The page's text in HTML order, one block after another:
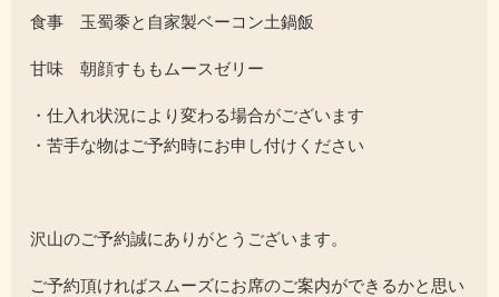
食事 玉蜀黍と自家製ベーコン土鍋飯
甘味 朝顔すももムースゼリー
・仕入れ状況により変わる場合がございます
・苦手な物はご予約時にお申し付けください
沢山のご予約誠にありがとうございます。
ご予約頂ければスムーズにお席のご案内ができるかと思い